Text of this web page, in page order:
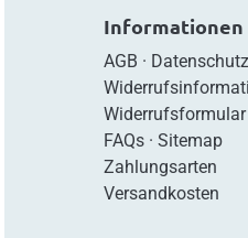
Informationen
AGB · Datenschutz
Widerrufsformular
FAQs· Sitemap
Zahlungsarten
Versandkosten